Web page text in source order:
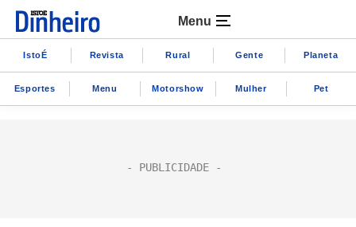
Menu
IstoÉ Revista Rural Gente Planeta
Esportes Menu Motorshow Mulher Pet